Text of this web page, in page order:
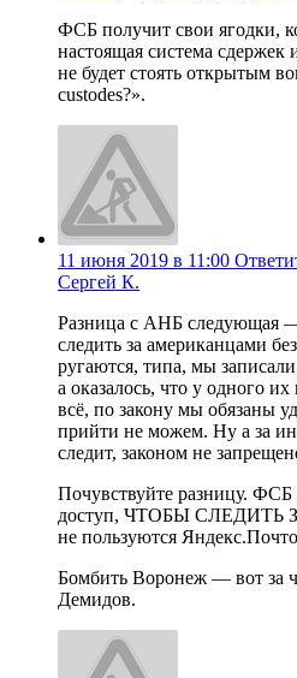
ФСБ получит свои ягодки,
настоящая система сдержек
не будет стоять открытым
custodes?».
11 июня 2019 в 11:00
Сергей К.
Разница с АНБ следующая
следить за американцами
ругаются, типа, мы
а оказалось, что у одного
всё, по закону мы обязаны
прийти не можем. Ну а за
следит, законом не
Почувствуйте разницу. ФСБ
доступ, ЧТОБЫ СЛЕДИТЬ
не пользуются
Бомбить Воронеж — вот за
Демидов.